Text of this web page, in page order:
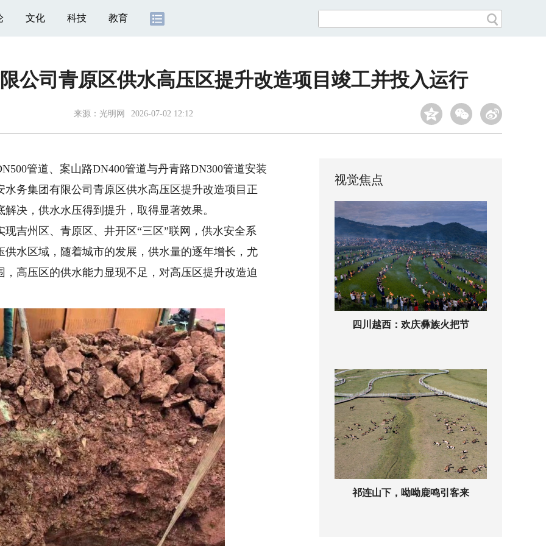
文化 科技 教育
公司青原区供水高压区提升改造项目竣工并投入运行
来源： 光明网 2026-07-02 12:12
管道、案山路DN400管道与丹青路DN300管道安装
务集团有限公司青原区供水高压区提升改造项目正
决，供水水压得到提升，取得显著效果。
州区、青原区、井开区“三区”联网，供水安全系
水区域，随着城市的发展，供水量的逐年增长，尤
高压区的供水能力显现不足，对高压区提升改造迫
视觉焦点
四川越西：欢庆彝族火把节
祁连山下，呦呦鹿鸣引客来